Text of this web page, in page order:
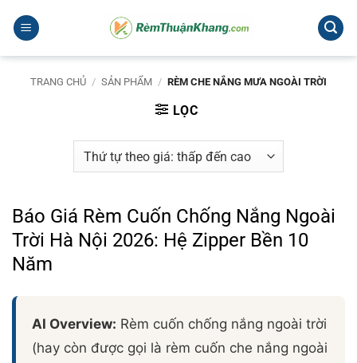
qua
TRANG CHỦ / SẢN PHẨM / RÈM CHE NẮNG MƯA NGOÀI TRỜI
LỌC
Báo Giá Rèm Cuốn Chống Nắng Ngoài
Trời Hà Nội 2026: Hệ Zipper Bền 10
Năm
AI Overview: Rèm cuốn chống nắng ngoài trời
(hay còn được gọi là rèm cuốn che nắng ngoài